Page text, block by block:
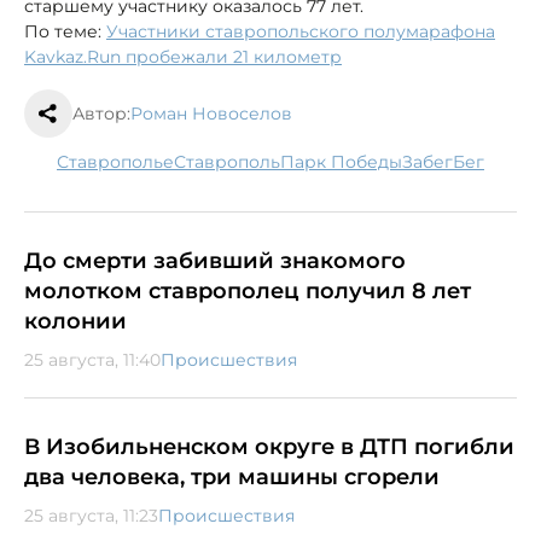
старшему участнику оказалось 77 лет.
По теме: Участники ставропольского полумарафона
Kavkaz.Run пробежали 21 километр
Автор:Роман Новоселов
Ставрополье Ставрополь парк Победы забег бег
До смерти забивший знакомого
молотком ставрополец получил 8 лет
колонии
25 августа, 11:40Происшествия
В Изобильненском округе в ДТП погибли
два человека, три машины сгорели
25 августа, 11:23Происшествия